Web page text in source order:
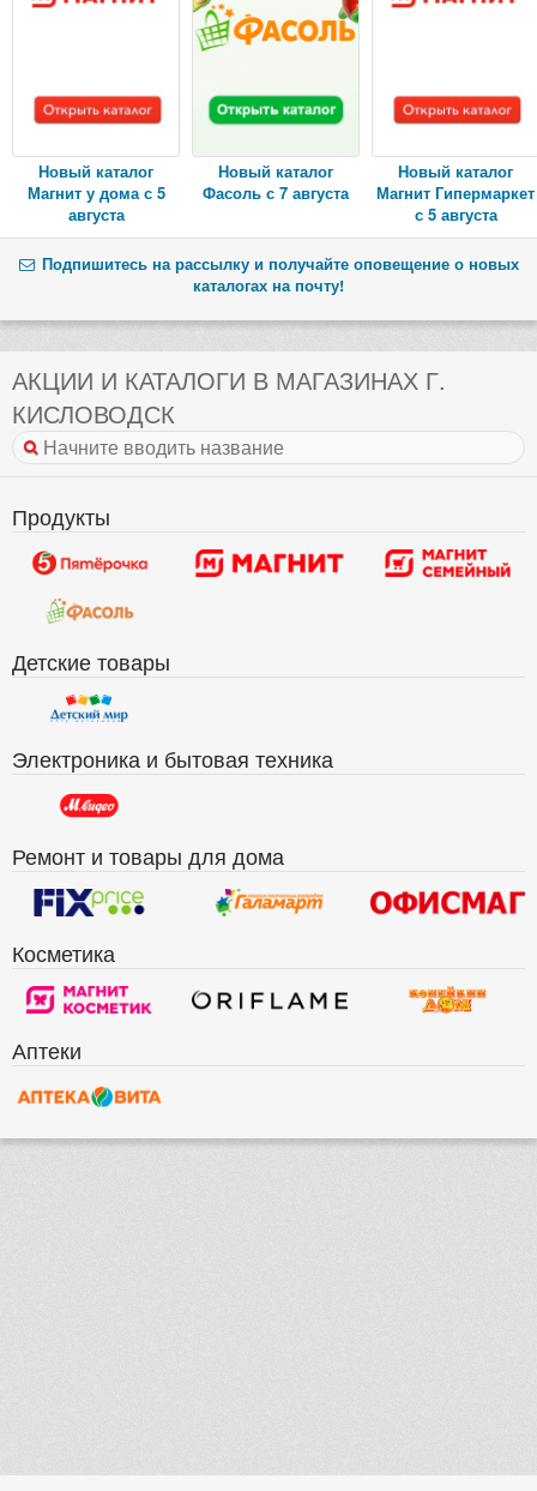
Новый каталог
Магнит у дома с 5
августа
Новый каталог
Фасоль с 7 августа
Новый каталог
Магнит Гипермаркет
с 5 августа
Подпишитесь на рассылку и получайте оповещение о новых
каталогах на почту!
АКЦИИ И КАТАЛОГИ В МАГАЗИНАХ Г.
КИСЛОВОДСК
Продукты
Детские товары
Электроника и бытовая техника
Ремонт и товары для дома
Косметика
Аптеки